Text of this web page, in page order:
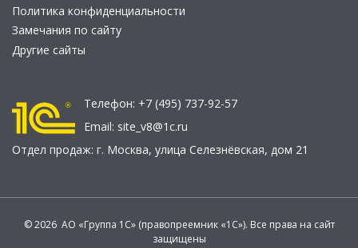
Политика конфиденциальности
Замечания по сайту
Другие сайты
Телефон: +7 (495) 737-92-57
Email: site_v8@1c.ru
Отдел продаж: г. Москва, улица Селезнёвская, дом 21
© 2026 АО «Группа 1С» (правопреемник «1С»). Все права на сайт
защищены